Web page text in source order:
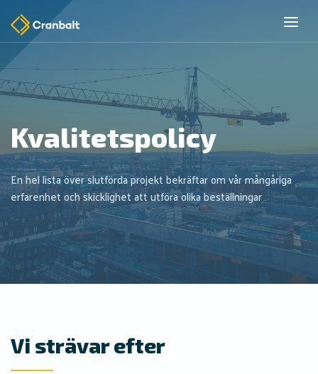
Kvalitetspolicy
En hel lista över slutförda projekt bekräftar om vår mångåriga
erfarenhet och skicklighet att utföra olika beställningar
Vi strävar efter